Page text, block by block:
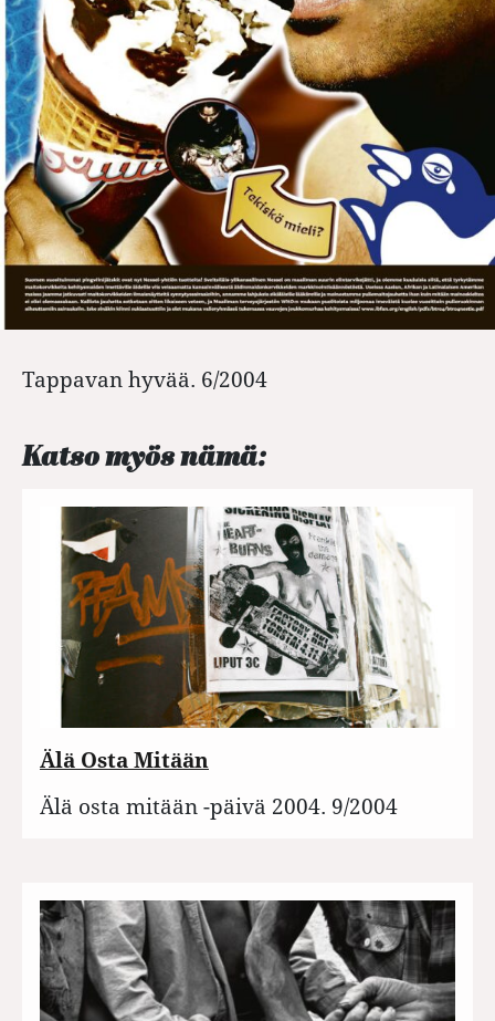
Tappavan hyvää. 6/2004
Katso myös nämä:
Älä Osta Mitään
Älä osta mitään -päivä 2004. 9/2004